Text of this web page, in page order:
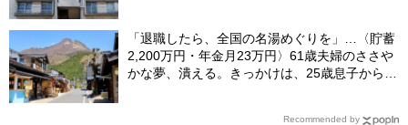
「退職したら、全国の名湯めぐりを」…〈貯蓄
2,200万円・年金月23万円〉61歳夫婦のささや
かな夢、潰える。きっかけは、25歳息子から届
Recommended by